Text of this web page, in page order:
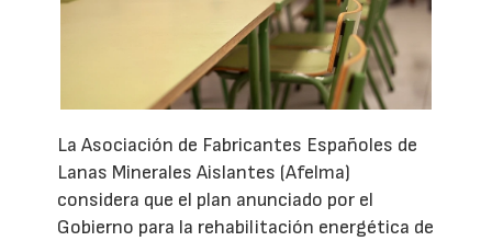
La Asociación de Fabricantes Españoles de
Lanas Minerales Aislantes (Afelma)
considera que el plan anunciado por el
Gobierno para la rehabilitación energética de